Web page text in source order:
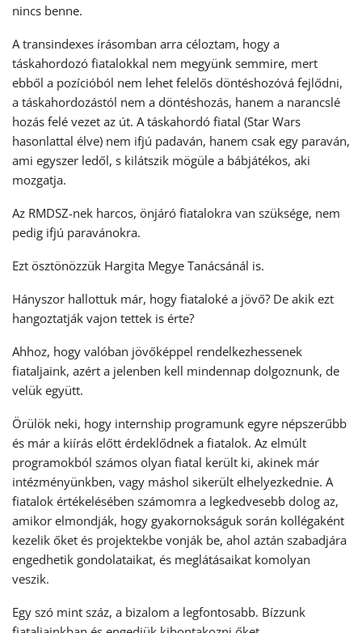
nincs benne.
A transindexes írásomban arra céloztam, hogy a
táskahordozó fiatalokkal nem megyünk semmire, mert
ebből a pozícióból nem lehet felelős döntéshozóvá fejlődni,
a táskahordozástól nem a döntéshozás, hanem a narancslé
hozás felé vezet az út. A táskahordó fiatal (Star Wars
hasonlattal élve) nem ifjú padaván, hanem csak egy paraván,
ami egyszer ledől, s kilátszik mögüle a bábjátékos, aki
mozgatja.
Az RMDSZ-nek harcos, önjáró fiatalokra van szüksége, nem
pedig ifjú paravánokra.
Ezt ösztönözzük Hargita Megye Tanácsánál is.
Hányszor hallottuk már, hogy fiataloké a jövő? De akik ezt
hangoztatják vajon tettek is érte?
Ahhoz, hogy valóban jövőképpel rendelkezhessenek
fiataljaink, azért a jelenben kell mindennap dolgoznunk, de
velük együtt.
Örülök neki, hogy internship programunk egyre népszerűbb
és már a kiírás előtt érdeklődnek a fiatalok. Az elmúlt
programokból számos olyan fiatal került ki, akinek már
intézményünkben, vagy máshol sikerült elhelyezkednie. A
fiatalok értékelésében számomra a legkedvesebb dolog az,
amikor elmondják, hogy gyakornokságuk során kollégaként
kezelik őket és projektekbe vonják be, ahol aztán szabadjára
engedhetik gondolataikat, és meglátásaikat komolyan
veszik.
Egy szó mint száz, a bizalom a legfontosabb. Bízzunk